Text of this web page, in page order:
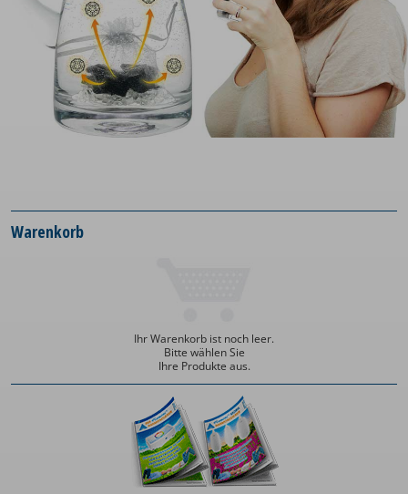
Warenkorb
Ihr Warenkorb ist noch leer.
Bitte wählen Sie
Ihre Produkte aus.